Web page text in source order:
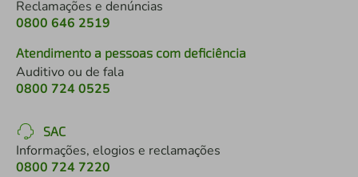
Reclamações e denúncias
0800 646 2519
Atendimento a pessoas com deficiência
Auditivo ou de fala
0800 724 0525
SAC
Informações, elogios e reclamações
0800 724 7220